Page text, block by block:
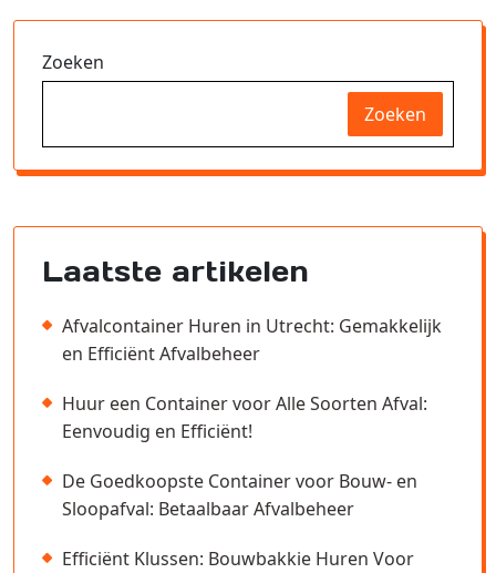
Zoeken
Zoeken
Laatste artikelen
Afvalcontainer Huren in Utrecht: Gemakkelijk
en Efficiënt Afvalbeheer
Huur een Container voor Alle Soorten Afval:
Eenvoudig en Efficiënt!
De Goedkoopste Container voor Bouw- en
Sloopafval: Betaalbaar Afvalbeheer
Efficiënt Klussen: Bouwbakkie Huren Voor